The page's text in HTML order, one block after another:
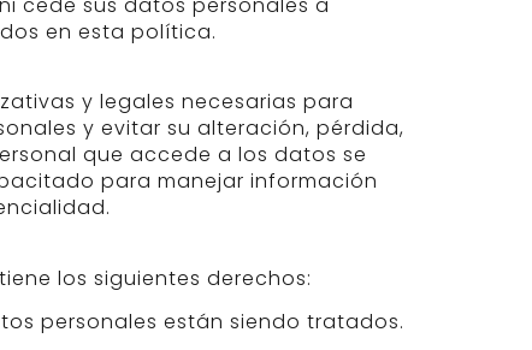
en esta política.
y legales necesarias para
y evitar su alteración, pérdida,
que accede a los datos se
para manejar información
los siguientes derechos:
personales están siendo tratados.